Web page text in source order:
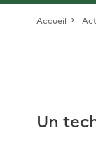
Accueil
Un